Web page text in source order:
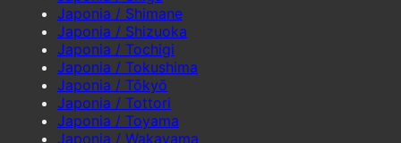
Japonia / Shimane
Japonia / Shizuoka
Japonia / Tochigi
Japonia / Tokushima
Japonia / Tōkyō
Japonia / Tottori
Japonia / Toyama
Japonia / Wakayama